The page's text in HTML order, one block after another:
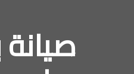
صيانة